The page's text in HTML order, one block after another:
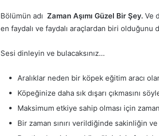
Bölümün adı Zaman Aşımı Güzel Bir Şey. Ve
en faydalı ve faydalı araçlardan biri olduğunu
Sesi dinleyin ve bulacaksınız…
Aralıklar neden bir köpek eğitim aracı
Köpeğinize daha sık dışarı çıkmasını
Maksimum etkiye sahip olması için zaman
Bir zaman sınırı verildiğinde sakinliğin